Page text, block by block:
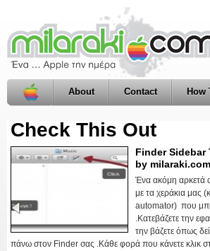
About Contact How
Check This Out
HideUnhide,
milaraki.com
Εντάξει δεν είναι
app φτιαγμένο με
που κάνει είναι να
σύστημα μας είναι
αρχεία και να
αυτή .Δηλαδή εάν δεν είναι ορατά, τα εμφανίζει . Εάν